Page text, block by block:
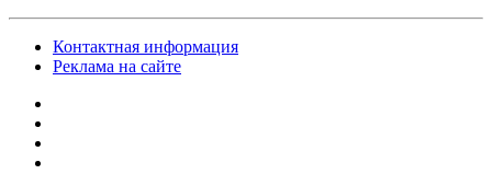
Контактная информация
Реклама на сайте